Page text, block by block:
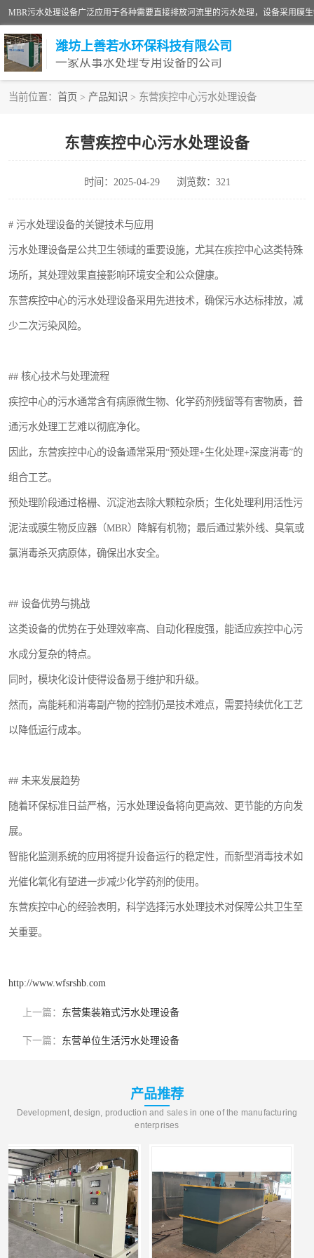
潍坊上善若水环保科技有限公司
一家从事水处理专用设备的公司
当前位置： 首页 > 产品知识 > 东营疾控中心污水处理设备
东营疾控中心污水处理设备
时间：2025-04-29 浏览数：321
# 污水处理设备的关键技术与应用
污水处理设备是公共卫生领域的重要设施，尤其在疾控中心这类特殊
场所，其处理效果直接影响环境安全和公众健康。
东营疾控中心的污水处理设备采用先进技术，确保污水达标排放，减
少二次污染风险。
## 核心技术与处理流程
疾控中心的污水通常含有病原微生物、化学药剂残留等有害物质，普
通污水处理工艺难以彻底净化。
因此，东营疾控中心的设备通常采用“预处理+生化处理+深度消毒”的
组合工艺。
预处理阶段通过格栅、沉淀池去除大颗粒杂质；生化处理利用活性污
泥法或膜生物反应器（MBR）降解有机物；最后通过紫外线、臭氧或
氯消毒杀灭病原体，确保出水安全。
## 设备优势与挑战
这类设备的优势在于处理效率高、自动化程度强，能适应疾控中心污
水成分复杂的特点。
同时，模块化设计使得设备易于维护和升级。
然而，高能耗和消毒副产物的控制仍是技术难点，需要持续优化工艺
以降低运行成本。
## 未来发展趋势
随着环保标准日益严格，污水处理设备将向更高效、更节能的方向发
展。
智能化监测系统的应用将提升设备运行的稳定性，而新型消毒技术如
光催化氧化有望进一步减少化学药剂的使用。
东营疾控中心的经验表明，科学选择污水处理技术对保障公共卫生至
关重要。
http://www.wfsrshb.com
上一篇： 东营集装箱式污水处理设备
下一篇： 东营单位生活污水处理设备
产品推荐
Development, design, production and sales in one of the manufacturing
enterprises
洗涤污水处理设备
诊所门诊污水处理设备
养殖污水处理设备
一体化污水处理设备
医院辐射污水衰变池